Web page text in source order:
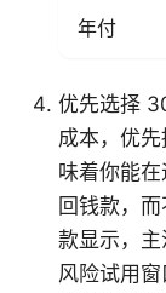
年付
优先选择
成本，优
味着你能
回钱款，
款显示，
风险试用